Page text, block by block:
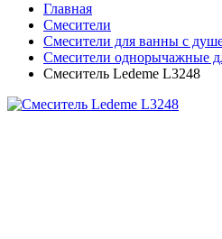
Главная
Смесители
Смесители для ванны с
Смесители однорычажные
Смеситель Ledeme L3248